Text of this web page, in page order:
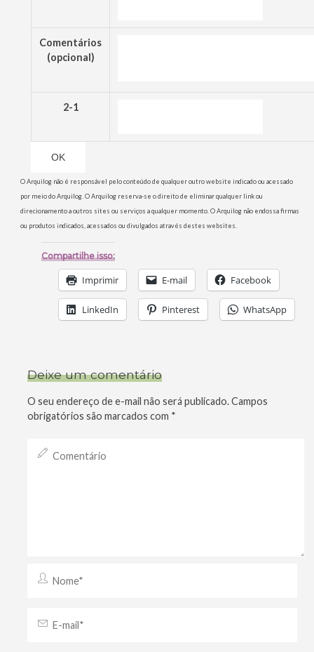
Comentários
(opcional)
2-1
O Arquilog não é responsável pelo conteúdo de qualquer outro website indicado ou acessado
por meio do Arquilog. O Arquilog reserva-se o direito de eliminar qualquer link ou
direcionamento a outros sites ou serviços a qualquer momento. O Arquilog não endossa firmas
ou produtos indicados, acessados ou divulgados através destes websites.
Compartilhe isso:
Imprimir E-mail Facebook
LinkedIn Pinterest WhatsApp
Deixe um comentário
O seu endereço de e-mail não será publicado.Campos
obrigatórios são marcados com *